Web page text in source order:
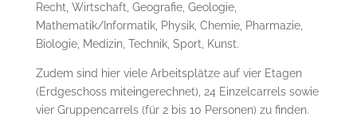
Recht, Wirtschaft, Geografie, Geologie,
Mathematik/Informatik, Physik, Chemie, Pharmazie,
Biologie, Medizin, Technik, Sport, Kunst.
Zudem sind hier viele Arbeitsplätze auf vier Etagen
(Erdgeschoss miteingerechnet), 24 Einzelcarrels sowie
vier Gruppencarrels (für 2 bis 10 Personen) zu finden.